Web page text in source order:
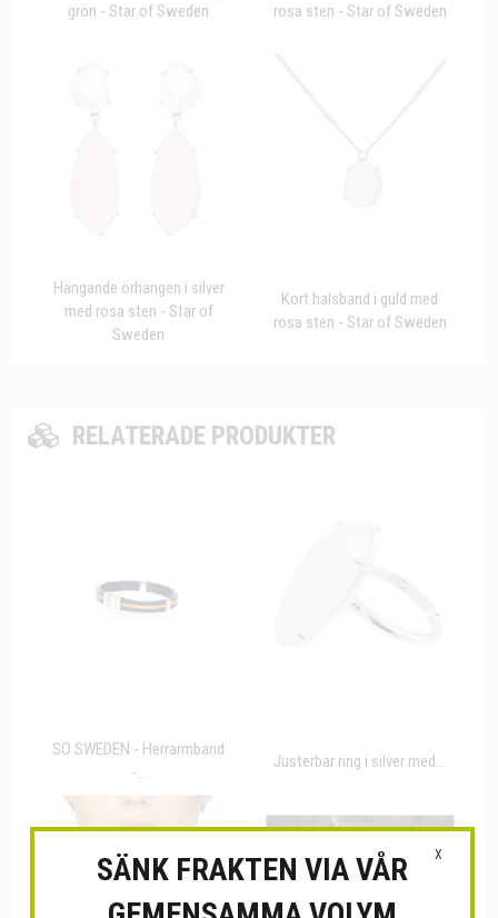
grön - Star of Sweden
rosa sten - Star of Sweden
Hängande örhängen i silver
med rosa sten - Star of
Sweden
Kort halsband i guld med
rosa sten - Star of Sweden
RELATERADE PRODUKTER
SO SWEDEN - Herrarmband
-...
Justerbar ring i silver med...
X
SÄNK FRAKTEN VIA VÅR